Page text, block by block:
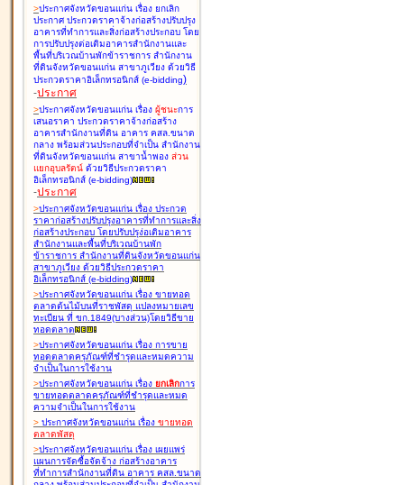
>ประกาศจังหวัดขอนแก่น เรื่อง ยกเลิก
ประกาศ ประกวดราคาจ้างก่อสร้างปรับปรุง
อาคารที่ทำการและสิ่งก่อสร้างประกอบ โดย
การปรับปรุงต่อเติมอาคารสำนักงานและ
พื้นที่บริเวณบ้านพักข้าราชการ สำนักงาน
ที่ดินจังหวัดขอนแก่น สาขาภูเวียง ด้วยวิธี
ประกวดราคาอิเล็กทรอนิกส์ (e-bidding)
-ประกาศ
>ประกาศจังหวัดขอนแก่น เรื่อง ผู้ชนะการ
เสนอราคา ประกวดราคาจ้างก่อสร้าง
อาคารสำนักงานที่ดิน อาคาร คสล.ขนาด
กลาง พร้อมส่วนประกอบที่จำเป็น สำนักงาน
ที่ดินจังหวัดขอนแก่น สาขาน้ำพอง ส่วน
แยกอุบลรัตน์ ด้วยวิธีประกวดราคา
อิเล็กทรอนิกส์ (e-bidding)
-ประกาศ
>ประกาศจังหวัดขอนแก่น เรื่อง ประกวด
ราคาก่อสร้างปรับปรุงอาคารที่ทำการและสิ่ง
ก่อสร้างประกอบ โดยปรับปรุง่อเติมอาคาร
สำนักงานและพื้นที่บริเวณบ้านพัก
ข้าราชการ สำนักงานที่ดินจังหวัดขอนแก่น
สาขาภูเวียง ด้วยวิธีประกวดราคา
อิเล็กทรอนิกส์ (e-bidding)
>ประกาศจังหวัดขอนแก่น เรื่อง ขายทอด
ตลาดต้นไม้บนที่ราชพัสดุ แปลงหมายเลข
ทะเบียน ที่ ขก.1849(บางส่วน)โดยวิธีขาย
ทอดตลาด
>ประกาศจังหวัดขอนแก่น เรื่อง การขาย
ทอดตลาดครุภัณฑ์ที่ชำรุดและหมดความ
จำเป็นในการใช้งาน
>ประกาศจังหวัดขอนแก่น เรื่อง ยกเลิกการ
ขายทอดตลาดครุภัณฑ์ที่ชำรุดและหมด
ความจำเป็นในการใช้งาน
> ประกาศจังหวัดขอนแก่น เรื่อง ขายทอด
ตลาดพัสดุ
>ประกาศจังหวัดขอนแก่น เรื่อง เผยแพร่
แผนการจัดซื้อจัดจ้าง ก่อสร้างอาคาร
ที่ทำการสำนักงานที่ดิน อาคาร คสล.ขนาด